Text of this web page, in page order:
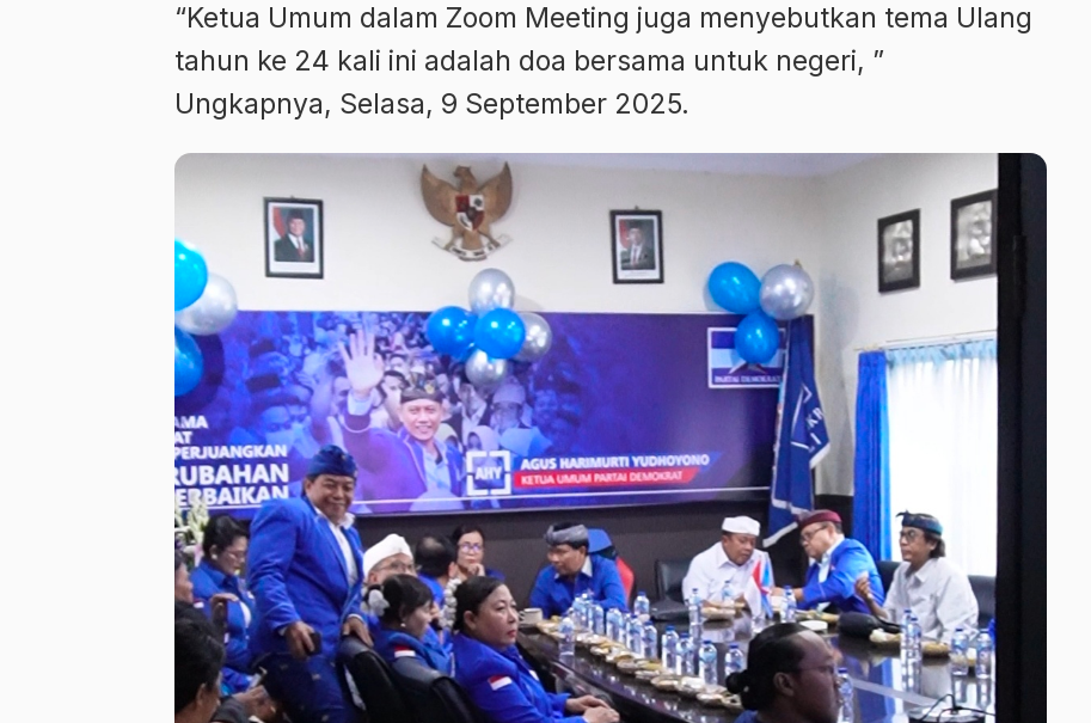
“Ketua Umum dalam Zoom Meeting juga menyebutkan tema Ulang
tahun ke 24 kali ini adalah doa bersama untuk negeri, ”
Ungkapnya, Selasa, 9 September 2025.